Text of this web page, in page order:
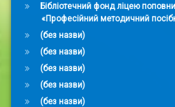
Бібліотечний фонд ліцею
«Професійний методичний
(без назви)
(без назви)
(без назви)
(без назви)
(без назви)